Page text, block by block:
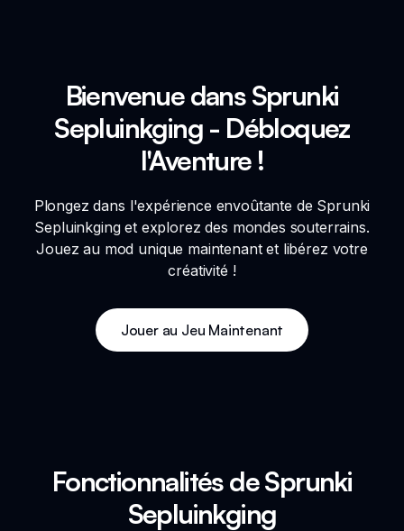
Bienvenue dans Sprunki
Sepluinkging - Débloquez
l'Aventure !
Plongez dans l'expérience envoûtante de Sprunki
Sepluinkging et explorez des mondes souterrains.
Jouez au mod unique maintenant et libérez votre
créativité !
Jouer au Jeu Maintenant
Fonctionnalités de Sprunki
Sepluinkging